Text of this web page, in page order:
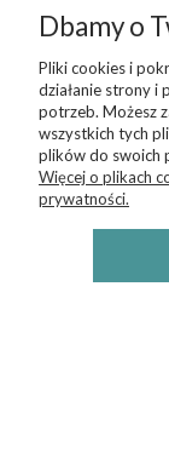
Dbamy o
Pliki cookies i
działanie strony i
potrzeb. Możesz
wszystkich tych
plików do swoich
Więcej o plikach
prywatności.